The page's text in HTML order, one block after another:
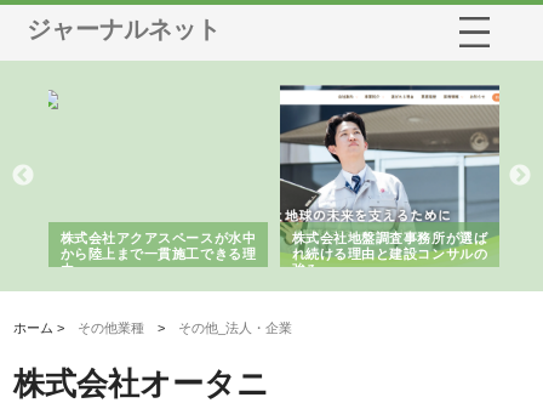
ジャーナルネット
株式会社アクアスペースが水中
から陸上まで一貫施工できる理
由
株式会社地盤調査事務所が選ば
れ続ける理由と建設コンサルの
強み
ホーム > その他業種 > その他_法人・企業
株式会社オータニ